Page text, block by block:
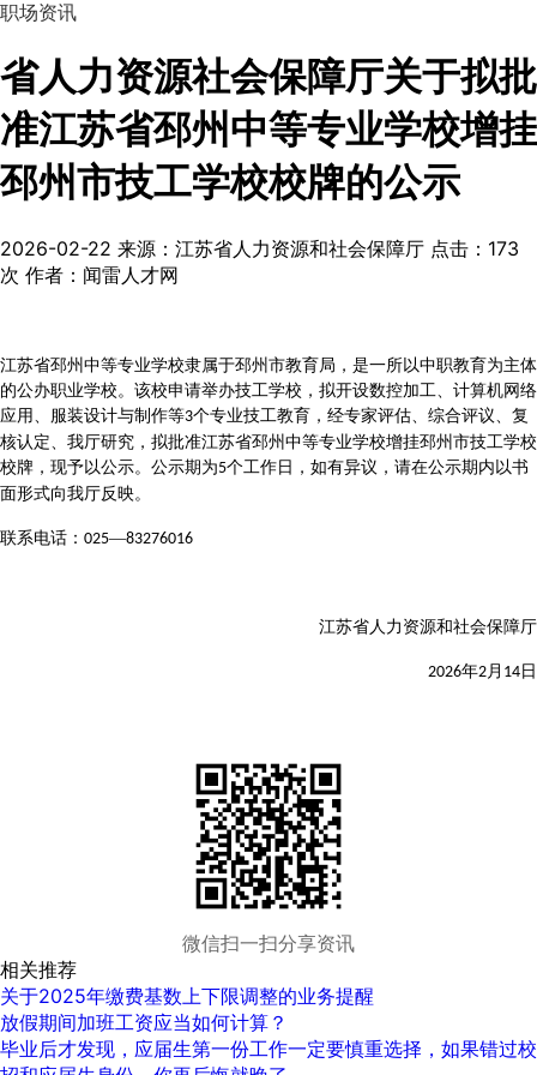
职场资讯
省人力资源社会保障厅关于拟批
准江苏省邳州中等专业学校增挂
邳州市技工学校校牌的公示
2026-02-22 来源：江苏省人力资源和社会保障厅 点击： 173
次 作者：闻雷人才网
江苏省邳州中等专业学校隶属于邳州市教育局，是一所以中职教育为主体
的公办职业学校。该校申请举办技工学校，拟开设数控加工、计算机网络
应用、服装设计与制作等3个专业技工教育，经专家评估、综合评议、复
核认定、我厅研究，拟批准江苏省邳州中等专业学校增挂邳州市技工学校
校牌，现予以公示。公示期为5个工作日，如有异议，请在公示期内以书
面形式向我厅反映。
联系电话： 025—83276016
江苏省人力资源和社会保障厅
2026年2 月 14 日
微信扫一扫分享资讯
相关推荐
关于2025年缴费基数上下限调整的业务提醒
放假期间加班工资应当如何计算？
毕业后才发现，应届生第一份工作一定要慎重选择，如果错过校